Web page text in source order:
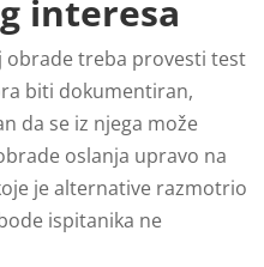
interesa
obrade treba provesti test
biti dokumentiran,
da se iz njega može
oslanja upravo na
je alternative razmotrio
ispitanika ne